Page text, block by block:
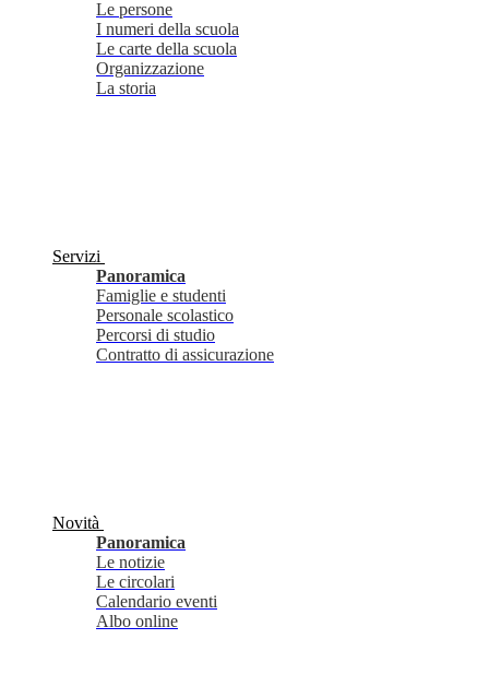
Le persone
I numeri della scuola
Le carte della scuola
Organizzazione
La storia
Servizi
Panoramica
Famiglie e studenti
Personale scolastico
Percorsi di studio
Contratto di assicurazione
Novità
Panoramica
Le notizie
Le circolari
Calendario eventi
Albo online